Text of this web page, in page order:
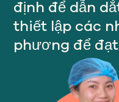
NHIỆM VỤ CỦA
định để dẫn
thiết lập các
phương để